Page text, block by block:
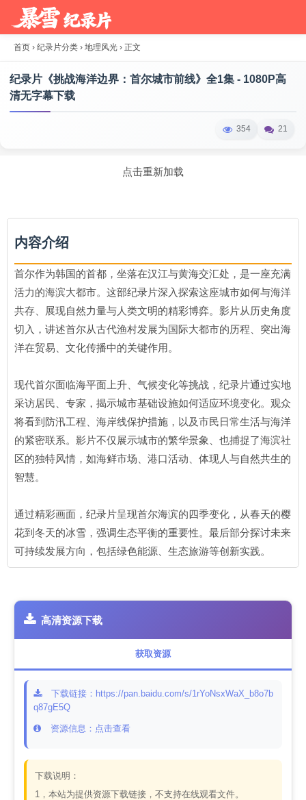
首页 › 纪录片分类 › 地理风光 › 正文
纪录片《挑战海洋边界：首尔城市前线》全1集 - 1080P高
清无字幕下载
354 21
点击重新加载
内容介绍
首尔作为韩国的首都，坐落在汉江与黄海交汇处，是一座充满
活力的海滨大都市。这部纪录片深入探索这座城市如何与海洋
共存、展现自然力量与人类文明的精彩博弈。影片从历史角度
切入，讲述首尔从古代渔村发展为国际大都市的历程、突出海
洋在贸易、文化传播中的关键作用。
现代首尔面临海平面上升、气候变化等挑战，纪录片通过实地
采访居民、专家，揭示城市基础设施如何适应环境变化。观众
将看到防汛工程、海岸线保护措施，以及市民日常生活与海洋
的紧密联系。影片不仅展示城市的繁华景象、也捕捉了海滨社
区的独特风情，如海鲜市场、港口活动、体现人与自然共生的
智慧。
通过精彩画面，纪录片呈现首尔海滨的四季变化，从春天的樱
花到冬天的冰雪，强调生态平衡的重要性。最后部分探讨未来
可持续发展方向，包括绿色能源、生态旅游等创新实践。
高清资源下载
获取资源
下载链接：https://pan.baidu.com/s/1rYoNsxWaX_b8o7b
q87gE5Q
资源信息：点击查看
下载说明：
1，本站为提供资源下载链接，不支持在线观看文件。